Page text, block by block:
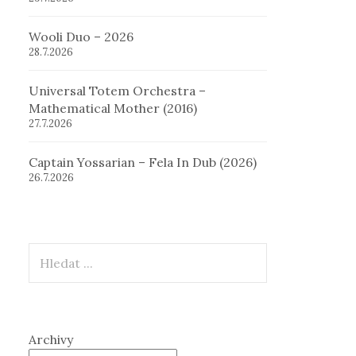
Wooli Duo – 2026
28.7.2026
Universal Totem Orchestra –
Mathematical Mother (2016)
27.7.2026
Captain Yossarian – Fela In Dub (2026)
26.7.2026
Archivy